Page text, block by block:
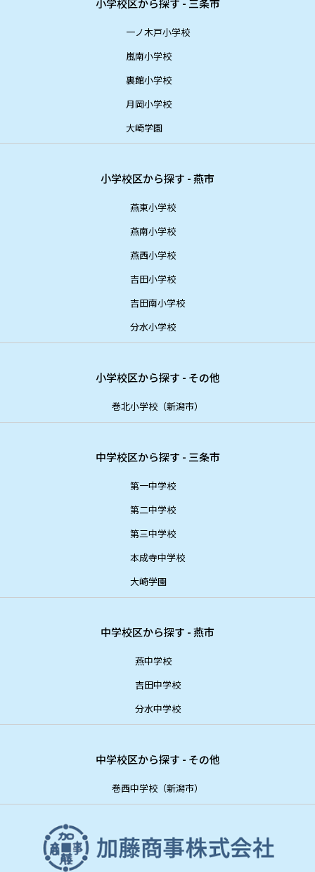
小学校区から探す - 三条市
一ノ木戸小学校
嵐南小学校
裏館小学校
月岡小学校
大崎学園
小学校区から探す - 燕市
燕東小学校
燕南小学校
燕西小学校
吉田小学校
吉田南小学校
分水小学校
小学校区から探す - その他
巻北小学校（新潟市）
中学校区から探す - 三条市
第一中学校
第二中学校
第三中学校
本成寺中学校
大崎学園
中学校区から探す - 燕市
燕中学校
吉田中学校
分水中学校
中学校区から探す - その他
巻西中学校（新潟市）